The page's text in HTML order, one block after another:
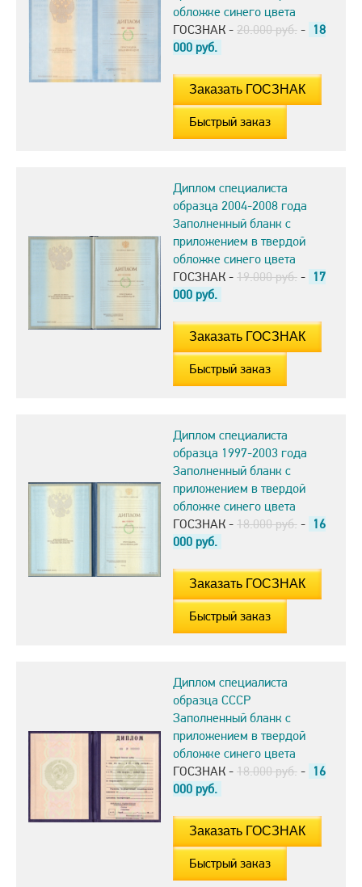
обложке синего цвета
ГОСЗНАК - 20.000 руб. - 18
000 руб.
Быстрый заказ
Диплом специалиста
образца 2004-2008 года
Заполненный бланк с
приложением в твердой
обложке синего цвета
ГОСЗНАК - 19.000 руб. - 17
000 руб.
Быстрый заказ
Диплом специалиста
образца 1997-2003 года
Заполненный бланк с
приложением в твердой
обложке синего цвета
ГОСЗНАК - 18.000 руб. - 16
000 руб.
Быстрый заказ
Диплом специалиста
образца СССР
Заполненный бланк с
приложением в твердой
обложке синего цвета
ГОСЗНАК - 18.000 руб. - 16
000 руб.
Быстрый заказ